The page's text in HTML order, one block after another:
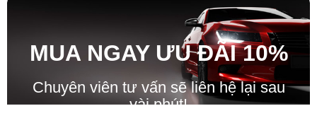
MUA NGAY ƯU ĐÃI10%
Chuyên viên tư vấn sẽ liên hệ lại sau
vài phút!